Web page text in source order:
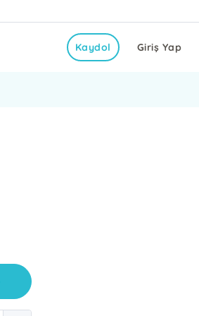
Giriş Yap
Kaydol